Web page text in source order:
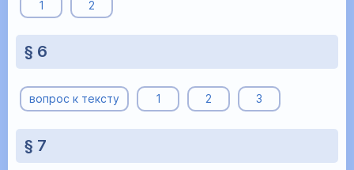
1 2
§ 6
вопрос к тексту 1 2 3
§ 7